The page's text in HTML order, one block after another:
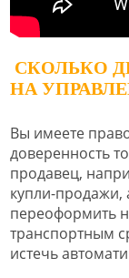
СКОЛЬКО
НА
Вы имеете
доверенность
продавец,
купли-продажи,
переоформить
транспортным
истечь